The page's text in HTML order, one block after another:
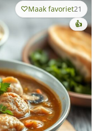
Maak favoriet21
👍